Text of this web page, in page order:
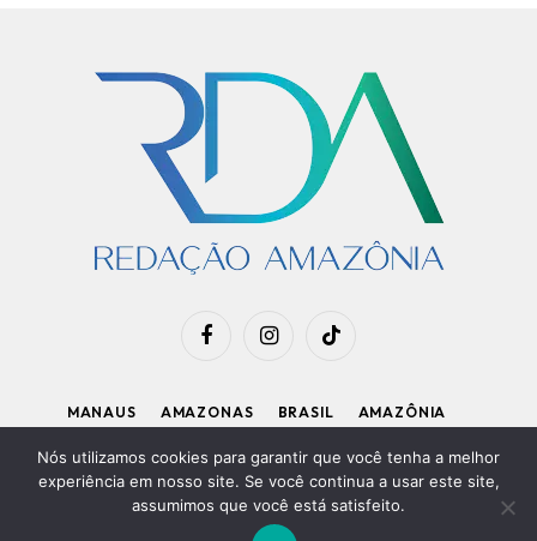
FacebookInstagramTikTok
MANAUS AMAZONAS BRASIL
AMAZÔNIA
Diretor Executivo: Kleiton Renzo|Política de Privacidade
Nós utilizamos cookies para garantir que você tenha a melhor
experiência em nosso site. Se você continua a usar este site,
assumimos que você está satisfeito.